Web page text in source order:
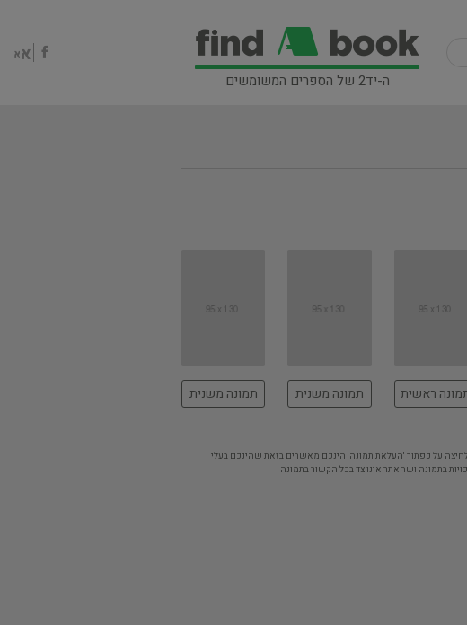
ה-יד2 של הספרים המשומשים
ראשית תמונה משנית תמונה משנית
על כפתור 'העלאת תמונה' הינכם מאשרים בזאת שהינכם בעלי
בתמונה ושהאתר אינו צד בכל הקשור בתמונה